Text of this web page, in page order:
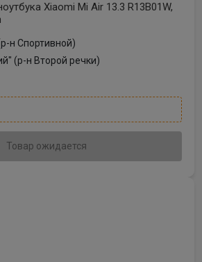
Xiaomi Mi Air 13.3 R13B01W,
н Спортивной)
(р-н Второй речки)
Товар ожидается